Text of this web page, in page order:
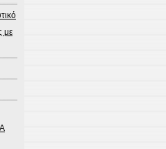
με